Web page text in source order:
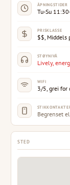
ÅPNINGSTIDER
Tu-Su
PRISKLASSE
$$, Middels
STØYNIVÅ
Lively,
WIFI
3/5, grei for
Begrenset
STED